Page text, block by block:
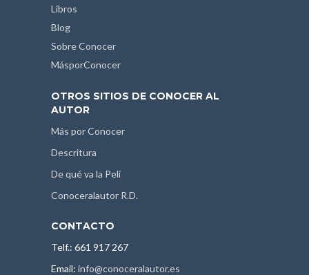
Libros
Blog
Sobre Conocer
MásporConocer
OTROS SITIOS DE CONOCER AL
AUTOR
Más por Conocer
Descritura
De qué va la Peli
Conoceralautor R.D.
CONTACTO
Telf.: 661 917 267
Email: info@conoceralautor.es